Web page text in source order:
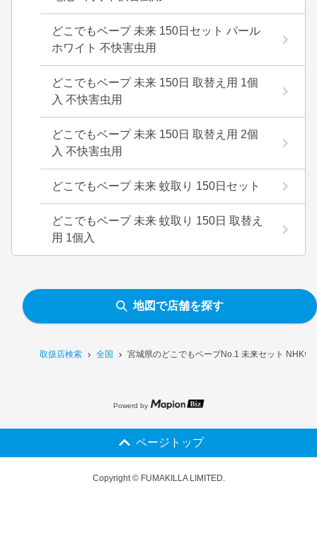
取扱店検索 全国 宮城県のどこでもベープNo.1 未来セット NHK
どこでもベープ 未来 150日セット パール
ホワイト 不快害虫用
どこでもベープ 未来 150日 取替え用 1個
入 不快害虫用
どこでもベープ 未来 150日 取替え用 2個
入 不快害虫用
どこでもベープ 未来 蚊取り 150日セット
どこでもベープ 未来 蚊取り 150日 取替え
用 1個入
地図で店舗を探す
Powerd by
ページトップ
Copyright © FUMAKILLA LIMITED.